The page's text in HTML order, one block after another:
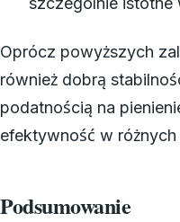
Oprócz powyższych
również dobrą
podatnością na
efektywność w
Podsumowanie